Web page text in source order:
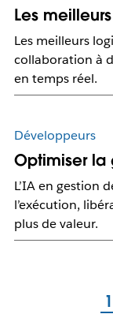
Les
Les meilleurs
collaboration à
en temps réel.
Développeurs
Optimiser la
L’IA en gestion
l’exécution,
plus de valeur.
1